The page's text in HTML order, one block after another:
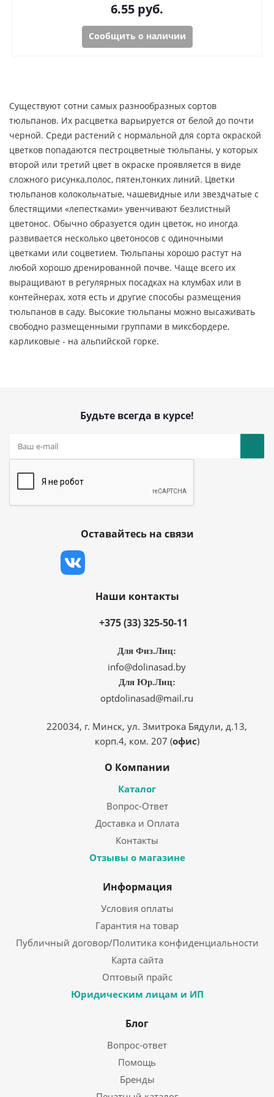
6.55 руб.
Сообщить о наличии
Существуют сотни самых разнообразных сортов
тюльпанов. Их расцветка варьируется от белой до почти
черной. Среди растений с нормальной для сорта окраской
цветков попадаются пестроцветные тюльпаны, у которых
второй или третий цвет в окраске проявляется в виде
сложного рисунка,полос, пятен,тонких линий. Цветки
тюльпанов колокольчатые, чашевидные или звездчатые с
блестящими «лепестками» увенчивают безлистный
цветонос. Обычно образуется один цветок, но иногда
развивается несколько цветоносов с одиночными
цветками или соцветием. Тюльпаны хорошо растут на
любой хорошо дренированной почве. Чаще всего их
выращивают в регулярных посадках на клумбах или в
контейнерах, хотя есть и другие способы размещения
тюльпанов в саду. Высокие тюльпаны можно высаживать
свободно размещенными группами в миксбордере,
карликовые - на альпийской горке.
Будьте всегда в курсе!
Оставайтесь на связи
Наши контакты
+375 (33) 325-50-11
Для Физ.Лиц:
info@dolinasad.by
Для Юр.Лиц:
optdolinasad@mail.ru
220034, г. Минск, ул. Змитрока Бядули, д.13,
корп.4, ком. 207 (офис)
О Компании
Каталог
Вопрос-Ответ
Доставка и Оплата
Контакты
Отзывы о магазине
Информация
Условия оплаты
Гарантия на товар
Публичный договор/Политика конфиденциальности
Карта сайта
Оптовый прайс
Юридическим лицам и ИП
Блог
Вопрос-ответ
Помощь
Бренды